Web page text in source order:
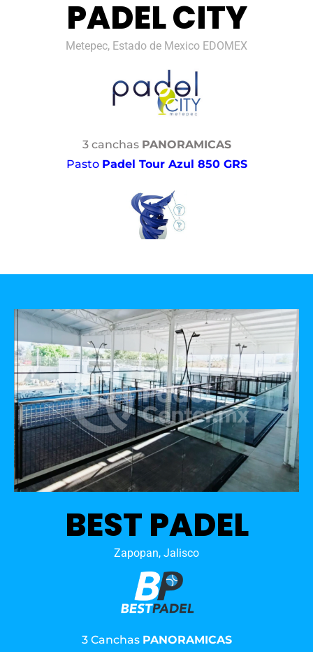
PADEL CITY
Metepec, Estado de Mexico EDOMEX
3 canchas PANORAMICAS
Pasto Padel Tour Azul 850 GRS
BEST PADEL
Zapopan, Jalisco
3 Canchas PANORAMICAS